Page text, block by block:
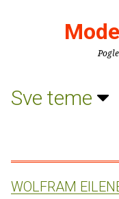
Sve teme
WOLFRAM